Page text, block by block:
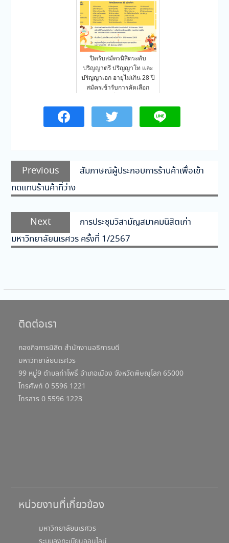
ปิดรับสมัครนิสิตระดับ
ปริญญาตรี ปริญญาโท และ
ปริญญาเอก อายุไม่เกิน 28 ปี
สมัครเข้ารับการคัดเลือก
แนะแนว
เรื่อง
Previous
Previous
post:
สัมภาษณ์ผู้ประกอบการร้านค้าเพื่อเข้า
ทดแทนร้านค้าที่ว่าง
Next
Next
post:
การประชุมวิสามัญสมาคมนิสิตเก่า
มหาวิทยาลัยนเรศวร ครั้งที่ 1/2567
ติดต่อเรา
กองกิจการนิสิต สำนักงานอธิการบดี
มหาวิทยาลัยนเรศวร
99 หมู่9 ตำบลท่าโพธิ์ อำเภอเมือง จังหวัดพิษณุโลก 65000
โทรศัพท์ 0 5596 1221
โทรสาร 0 5596 1223
หน่วยงานที่เกี่ยวข้อง
มหาวิทยาลัยนเรศวร